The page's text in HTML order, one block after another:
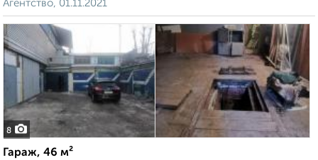
Агентство, 01.11.2021
8
Гараж, 46 м²